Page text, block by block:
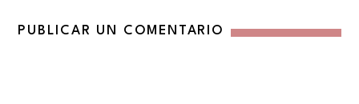
PUBLICAR UN COMENTARIO